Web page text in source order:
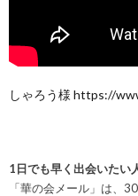
しゃろう様 https://
1日でも早く出会いたい
「華の会メール」は、